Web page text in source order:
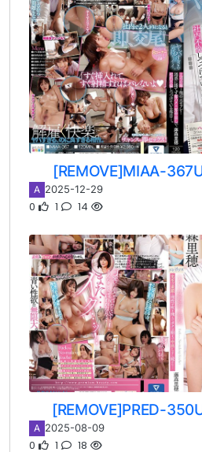
[REMOVE]MIAA-
A 2025-12-29
0 1 14
[REMOVE]PRED-
A 2025-08-09
0 1 18